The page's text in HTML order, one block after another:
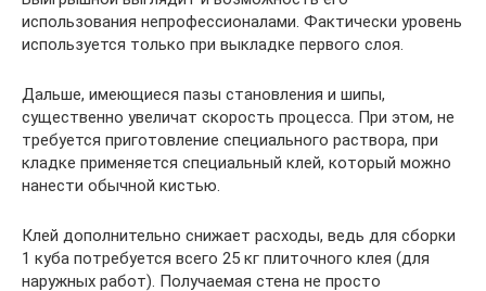
использования непрофессионалами. Фактически уровень
используется только при выкладке первого слоя.
Дальше, имеющиеся пазы становления и шипы,
существенно увеличат скорость процесса. При этом, не
требуется приготовление специального раствора, при
кладке применяется специальный клей, который можно
нанести обычной кистью.
Клей дополнительно снижает расходы, ведь для сборки
1 куба потребуется всего 25 кг плиточного клея (для
наружных работ). Получаемая стена не просто